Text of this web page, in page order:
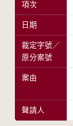
項次
日期
裁定字號／
原分案號
案由
聲請人